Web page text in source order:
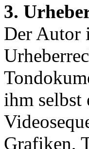
3.
Der Autor
ihm selbst
Grafiken,